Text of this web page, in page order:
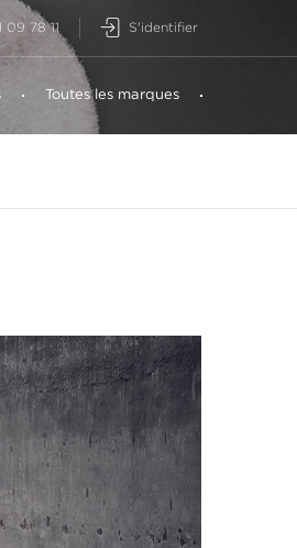
09 78 11 S'identifier
Toutes les marques